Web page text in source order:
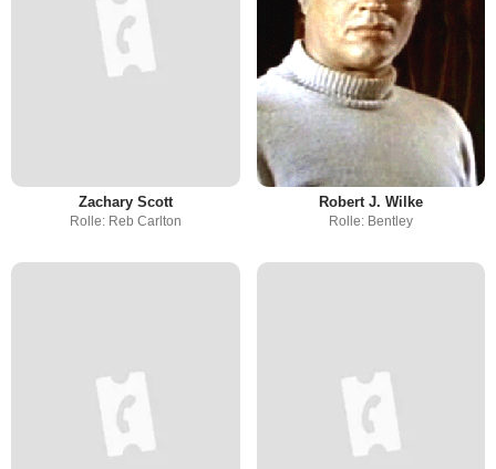
Zachary Scott
Rolle: Reb Carlton
Robert J. Wilke
Rolle: Bentley